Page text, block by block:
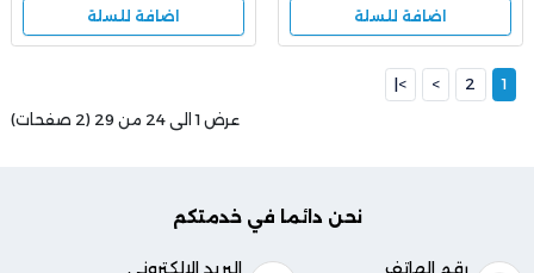
اضافة للسلة اضافة للسلة
1
2
>
>|
عرض 1 الى 24 من 29 (2 صفحات)
نحن دائما في خدمتكم
رقم الهاتف
البريد الإلكتروني